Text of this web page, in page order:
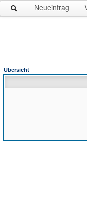
Neueintrag
Übersicht